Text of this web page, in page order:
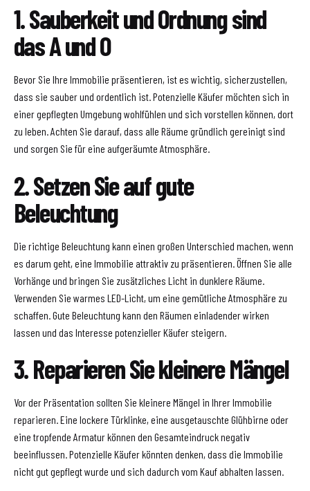
1. Sauberkeit und Ordnung sind
das A und O
Bevor Sie Ihre Immobilie präsentieren, ist es wichtig, sicherzustellen,
dass sie sauber und ordentlich ist. Potenzielle Käufer möchten sich in
einer gepflegten Umgebung wohlfühlen und sich vorstellen können, dort
zu leben. Achten Sie darauf, dass alle Räume gründlich gereinigt sind
und sorgen Sie für eine aufgeräumte Atmosphäre.
2. Setzen Sie auf gute
Beleuchtung
Die richtige Beleuchtung kann einen großen Unterschied machen, wenn
es darum geht, eine Immobilie attraktiv zu präsentieren. Öffnen Sie alle
Vorhänge und bringen Sie zusätzliches Licht in dunklere Räume.
Verwenden Sie warmes LED-Licht, um eine gemütliche Atmosphäre zu
schaffen. Gute Beleuchtung kann den Räumen einladender wirken
lassen und das Interesse potenzieller Käufer steigern.
3. Reparieren Sie kleinere Mängel
Vor der Präsentation sollten Sie kleinere Mängel in Ihrer Immobilie
reparieren. Eine lockere Türklinke, eine ausgetauschte Glühbirne oder
eine tropfende Armatur können den Gesamteindruck negativ
beeinflussen. Potenzielle Käufer könnten denken, dass die Immobilie
nicht gut gepflegt wurde und sich dadurch vom Kauf abhalten lassen.